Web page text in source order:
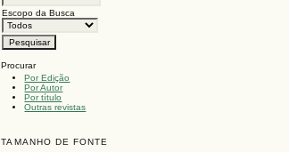
Escopo da Busca
Procurar
Por Edição
Por Autor
Por título
Outras revistas
TAMANHO DE FONTE